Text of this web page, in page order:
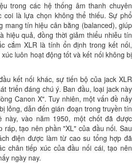
trong các hệ thống âm thanh chuyên
coi là lựa chọn không thể thiếu. Sự phổ
mang tín hiệu cân bằng (balanced), giúp
hiệu quả, đồng thời giảm thiểu nhiễu tín
cắm XLR là tính ổn định trong kết nối,
luôn hoạt động tốt và kết nối không bị
kết nối khác, sự tiến bộ của jack XLR
triển đáng chú ý. Ban đầu, loại jack này
Canon X". Tuy nhiên, một vấn đề nảy
lỏng, dẫn đến gián đoạn trong truyền tín
này, vào năm 1950, một chốt đã được
ráp, tạo nên phần "XL" của đầu nối. Sau
điện được làm từ cao su tổng hợp đã
chân tiếp xúc của đầu nối cái, tạo nên
ngày nay.